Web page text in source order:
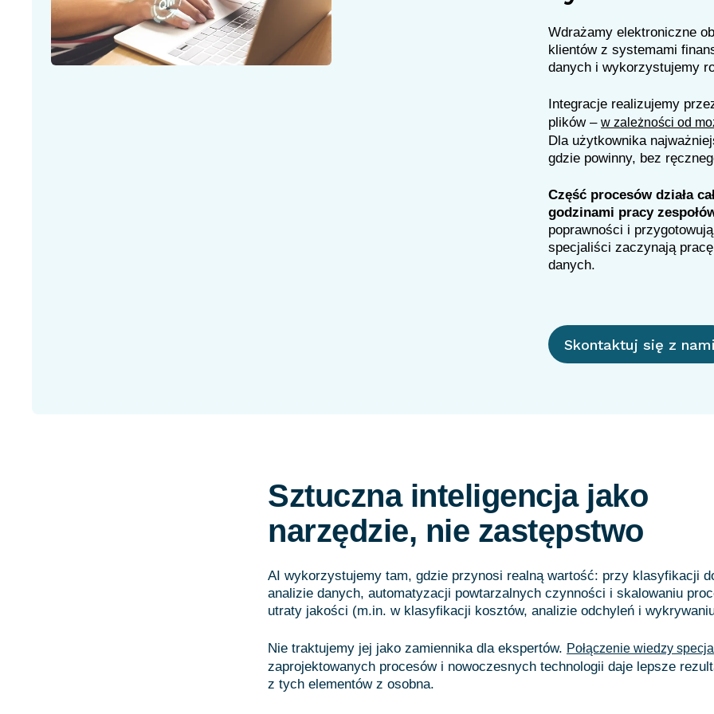
Wdrażamy elektroniczne
klientów z systemami
danych i wykorzystujemy
Integracje realizujemy
plików – w zależności od
Dla użytkownika
gdzie powinny, bez
Część procesów działa
godzinami pracy
poprawności i
specjaliści zaczynają
Skontaktuj się z
Sztuczna inteligencja jako
narzędzie, nie zastępstwo
AI wykorzystujemy tam, gdzie przynosi realną wartość: przy klasyfikacji
analizie danych, automatyzacji powtarzalnych czynności i skalowaniu
utraty jakości (m.in. w klasyfikacji kosztów, analizie odchyleń i
Nie traktujemy jej jako zamiennika dla ekspertów. Połączenie wiedzy
zaprojektowanych procesów i nowoczesnych technologii daje lepsze